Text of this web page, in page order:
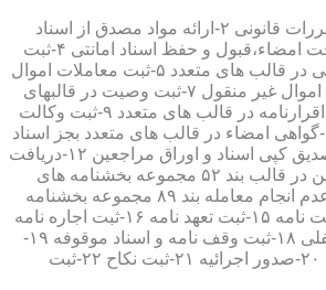
۱-ثبت اسناد مطابق مقررات قانونی ۲-ارائه مواد مصدق از اسناد
ثبت شده ۳-تصدیق صحت امضاء،قبول و حفظ اسناد امانتی ۴-ثبت
معاملات شرطی و رهنی در قالب های متعدد ۵-ثبت معاملات اموال
منقول ۶-ثبت معاملات اموال غیر منقول ۷-ثبت وصیت در قالبهای
عهدی و تکمیلی ۸-ثبت اقرارنامه در قالب های متعدد ۹-ثبت وکالت
در قالب های متعدد ۱۰-گواهی امضاء در قالب های متعدد بجز اسناد
مالی و معاملاتی ۱۱-تصدیق کپی اسناد و اوراق مراجعین ۱۲-دریافت
قبوض سپرده مستاجرین در قالب بند ۵۲ مجموعه بخشنامه های
ثبتی ۱۳-صدور گواهی عدم انجام معامله بند ۸۹ مجموعه بخشنامه
های ثبتی ۱۴-ثبت رضایت نامه ۱۵-ثبت تعهد نامه ۱۶-ثبت اجاره نامه
۱۷-ثبت معاملات سرقفلی ۱۸-ثبت وقف نامه و اسناد موقوفه ۱۹-
ثبت اسناد ضمانت نامه ۲۰-صدور اجرائیه ۲۱-ثبت نکاح ۲۲-ثبت